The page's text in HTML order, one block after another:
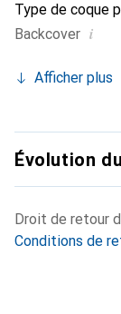
Type de coque
Backcover i
Afficher plus
Évolution
Droit de retour
Conditions de